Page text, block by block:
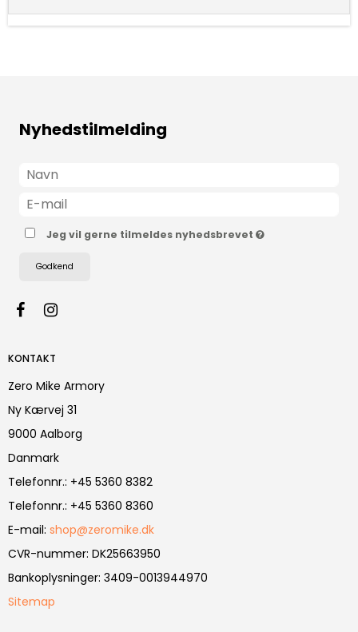
Nyhedstilmelding
Jeg vil gerne tilmeldes nyhedsbrevet
Godkend
KONTAKT
Zero Mike Armory
Ny Kærvej 31
9000 Aalborg
Danmark
Telefonnr.: +45 5360 8382
Telefonnr.: +45 5360 8360
E-mail: shop@zeromike.dk
CVR-nummer: DK25663950
Bankoplysninger: 3409-0013944970
Sitemap